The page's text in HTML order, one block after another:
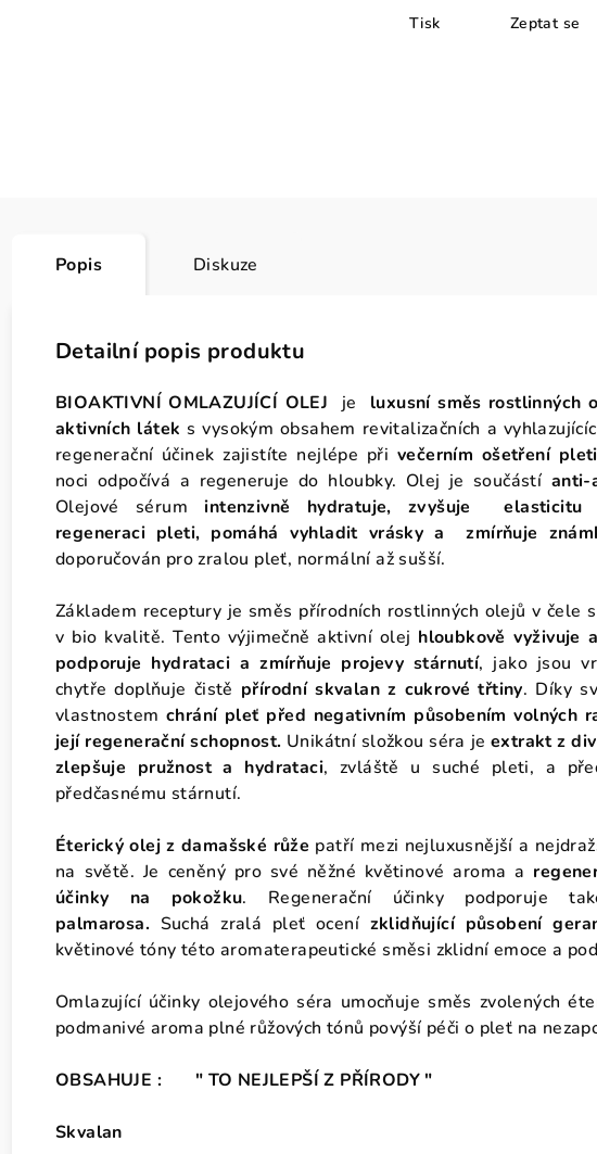
Tisk Zeptat se
Popis Diskuze
Detailní popis produktu
BIOAKTIVNÍ OMLAZUJÍCÍ OLEJ je luxusní směs rostlinných
aktivních látek s vysokým obsahem revitalizačních a
regenerační účinek zajistíte nejlépe při večerním ošetření pleti
noci odpočívá a regeneruje do hloubky. Olej je součástí anti-
Olejové sérum intenzivně hydratuje, zvyšuje elasticitu
regeneraci pleti, pomáhá vyhladit vrásky a zmírňuje
doporučován pro zralou pleť, normální až sušší.
Základem receptury je směs přírodních rostlinných olejů v čele s
v bio kvalitě. Tento výjimečně aktivní olej hloubkově vyživuje
podporuje hydrataci a zmírňuje projevy stárnutí, jako jsou
chytře doplňuje čistě přírodní skvalan z cukrové třtiny. Díky
vlastnostem chrání pleť před negativním působením volných
její regenerační schopnost. Unikátní složkou séra je extrakt z
zlepšuje pružnost a hydrataci, zvláště u suché pleti, a
předčasnému stárnutí.
Éterický olej z damašské růže patří mezi nejluxusnější a
na světě. Je ceněný pro své něžné květinové aroma a
účinky na pokožku. Regenerační účinky podporuje
palmarosa. Suchá zralá pleť ocení zklidňující působení
květinové tóny této aromaterapeutické směsi zklidní emoce a
Omlazující účinky olejového séra umocňuje směs zvolených
podmanivé aroma plné růžových tónů povýší péči o pleť na
OBSAHUJE : " TO NEJLEPŠÍ Z PŘÍRODY "
Skvalan